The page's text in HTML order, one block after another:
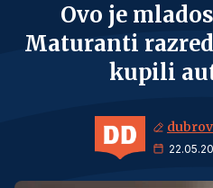
Ovo je
Maturanti
kupili